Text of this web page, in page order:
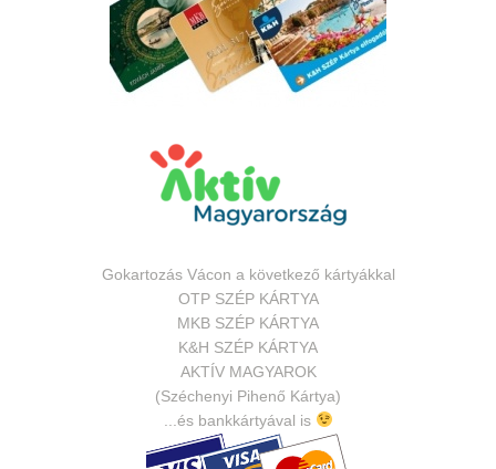
Gokartozás Vácon a következő kártyákkal
OTP SZÉP KÁRTYA
MKB SZÉP KÁRTYA
K&H SZÉP KÁRTYA
AKTÍV MAGYAROK
(Széchenyi Pihenő Kártya)
...és bankkártyával is